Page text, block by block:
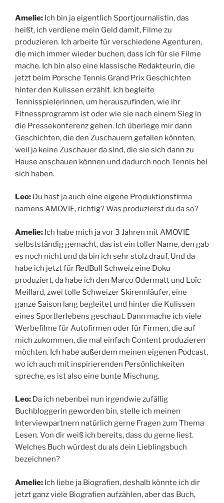
Amelie: Ich bin ja eigentlich Sportjournalistin, das
heißt, ich verdiene mein Geld damit, Filme zu
produzieren. Ich arbeite für verschiedene Agenturen,
die mich immer wieder buchen, dass ich für sie Filme
mache. Ich bin also eine klassische Redakteurin, die
jetzt beim Porsche Tennis Grand Prix Geschichten
hinter den Kulissen erzählt. Ich begleite
Tennisspielerinnen, um herauszufinden, wie ihr
Fitnessprogramm ist oder wie sie nach einem Sieg in
die Pressekonferenz gehen. Ich überlege mir dann
Geschichten, die den Zuschauern gefallen könnten,
weil ja keine Zuschauer da sind, die sie sich dann zu
Hause anschauen können und dadurch noch Tennis bei
sich haben.
Leo: Du hast ja auch eine eigene Produktionsfirma
namens AMOVIE, richtig? Was produzierst du da so?
Amelie: Ich habe mich ja vor 3 Jahren mit AMOVIE
selbstständig gemacht, das ist ein toller Name, den gab
es noch nicht und da bin ich sehr stolz drauf. Und da
habe ich jetzt für RedBull Schweiz eine Doku
produziert, da habe ich den Marco Odermatt und Loïc
Meillard, zwei tolle Schweizer Skirennläufer, eine
ganze Saison lang begleitet und hinter die Kulissen
eines Sportlerlebens geschaut. Dann mache ich viele
Werbefilme für Autofirmen oder für Firmen, die auf
mich zukommen, die mal einfach Content produzieren
möchten. Ich habe außerdem meinen eigenen Podcast,
wo ich auch mit inspirierenden Persönlichkeiten
spreche, es ist also eine bunte Mischung.
Leo: Da ich nebenbei nun irgendwie zufällig
Buchbloggerin geworden bin, stelle ich meinen
Interviewpartnern natürlich gerne Fragen zum Thema
Lesen. Von dir weiß ich bereits, dass du gerne liest.
Welches Buch würdest du als dein Lieblingsbuch
bezeichnen?
Amelie: Ich liebe ja Biografien, deshalb könnte ich dir
jetzt ganz viele Biografien aufzählen, aber das Buch,